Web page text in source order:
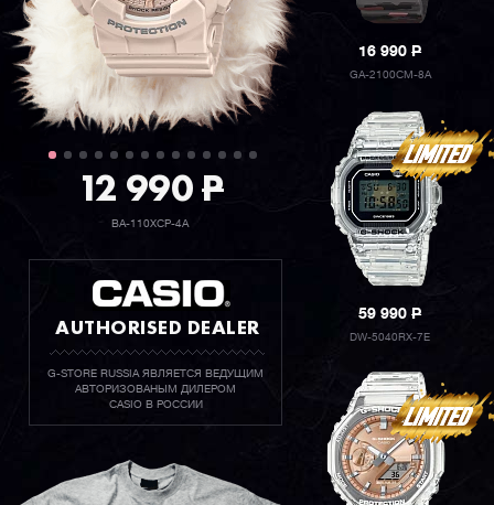
12 990P
BA-110XCP-4A
AUTHORISED DEALER
G-STORE RUSSIA ЯВЛЯЕТСЯ ВЕДУЩИМ
АВТОРИЗОВАНЫМ ДИЛЕРОМ
CASIO В РОССИИ
16 990P
GA-2100CM-8A
59 990P
DW-5040RX-7E